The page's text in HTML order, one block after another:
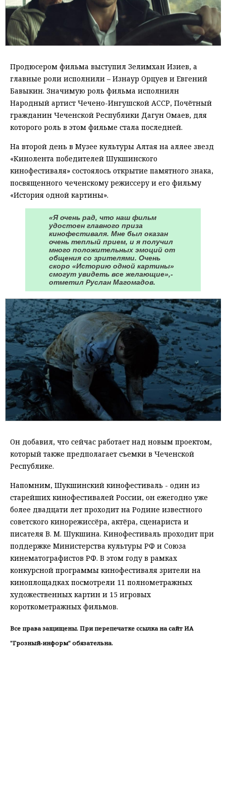
Продюсером фильма выступил Зелимхан Изиев, а
главные роли исполнили – Изнаур Орцуев и Евгений
Бавыкин. Значимую роль фильма исполнилн
Народный артист Чечено-Ингушской АССР, Почётный
гражданин Чеченской Республики Дагун Омаев, для
которого роль в этом фильме стала последней.
На второй день в Музее культуры Алтая на аллее звезд
«Кинолента победителей Шукшинского
кинофестиваля» состоялось открытие памятного знака,
посвященного чеченскому режиссеру и его фильму
«История одной картины».
«Я очень рад, что наш фильм
удостоен главного приза
кинофестиваля. Мне был оказан
очень теплый прием, и я получил
много положительных эмоций от
общения со зрителями. Очень
скоро «Историю одной картины»
смогут увидеть все желающие»,-
отметил Руслан Магомадов.
Он добавил, что сейчас работает над новым проектом,
который также предполагает съемки в Чеченской
Республике.
Напомним, Шукшинский кинофестиваль - один из
старейших кинофестивалей России, он ежегодно уже
более двадцати лет проходит на Родине известного
советского кинорежиссёра, актёра, сценариста и
писателя В. М. Шукшина. Кинофестиваль проходит при
поддержке Министерства культуры РФ и Союза
кинематографистов РФ. В этом году в рамках
конкурсной программы кинофестиваля зрители на
киноплощадках посмотрели 11 полнометражных
художественных картин и 15 игровых
короткометражных фильмов.
Все права защищены. При перепечатке ссылка на сайт ИА
"Грозный-информ" обязательна.